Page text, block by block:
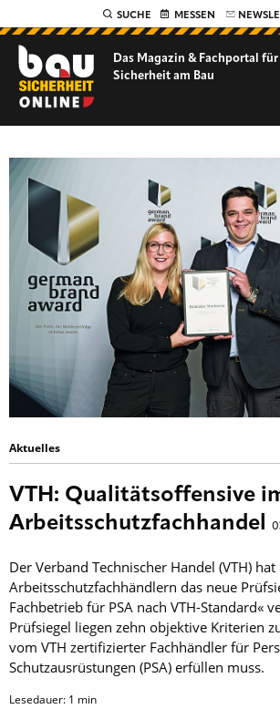
SUCHE MESSEN
Das Magazin & Fachportal für
Sicherheit am Bau
Aktuelles
VTH: Qualitätsoffensive
Arbeitsschutzfachhandel
Der Verband Technischer Handel (VTH) hat
Arbeitsschutzfachhändlern das neue
Fach­betrieb für PSA nach VTH-Standard«
Prüfsiegel liegen zehn objektive Kriterien
vom VTH zer­tifizierter Fachhändler für
Schutzausrüstungen (PSA) erfüllen muss.
Lesedauer: 1 min